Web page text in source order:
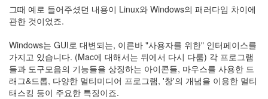
그때 예로 들어주셨던 내용이 Linux와 Windows의 패러다임 차이에
관한 것이었죠.
Windows는 GUI로 대변되는, 이른바 "사용자를 위한" 인터페이스를
가지고 있습니다. (Mac에 대해서는 뒤에서 다시 다룸) 각 프로그램
들과 도구모음의 기능들을 상징하는 아이콘들, 마우스를 사용한 드
래그&드롭, 다양한 멀티미디어 프로그램, '창'의 개념을 이용한 멀티
태스킹 등이 주요한 특징이죠.
념
일
needlworks
TNC
코
딩